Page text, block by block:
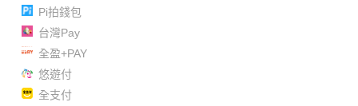
Pi拍錢包
台灣Pay
全盈+PAY
悠遊付
全支付